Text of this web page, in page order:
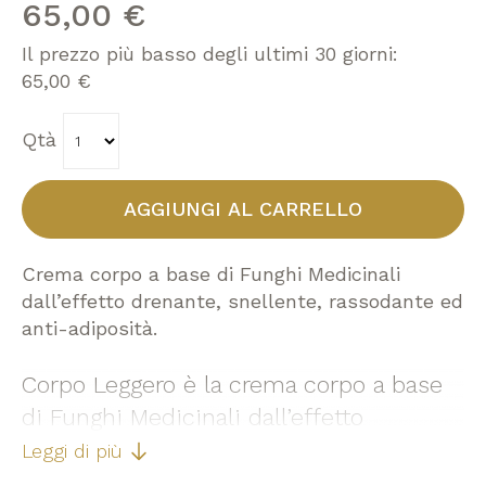
65,00 €
Il prezzo più basso degli ultimi 30 giorni:
65,00 €
Qtà
AGGIUNGI AL CARRELLO
Crema corpo a base di Funghi Medicinali
dall’effetto drenante, snellente, rassodante ed
anti-adiposità.
Corpo Leggero è la crema corpo a base
di Funghi Medicinali dall’effetto
drenante, snellente, rassodante ed anti-
Leggi di più